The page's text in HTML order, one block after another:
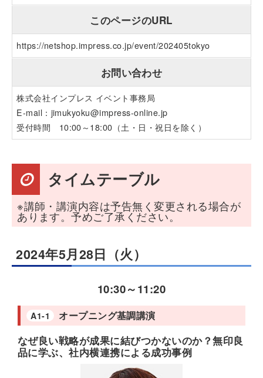
このページのURL
https://netshop.impress.co.jp/event/202405tokyo
お問い合わせ
株式会社インプレス イベント事務局
E-mail： jimukyoku@impress-online.jp
受付時間 10:00～18:00（土・日・祝日を除く）
タイムテーブル
※講師・講演内容は予告無く変更される場合が
あります。予めご了承ください。
2024年5月28日（火）
10:30～11:20
A1-1 オープニング基調講演
なぜ良い戦略が成果に結びつかないのか？無印良
品に学ぶ、社内横連携による成功事例